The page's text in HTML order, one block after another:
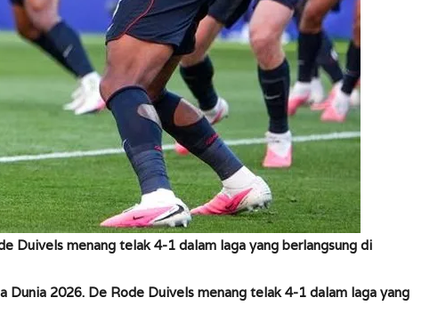
Duivels menang telak 4-1 dalam laga yang berlangsung di
2026. De Rode Duivels menang telak 4-1 dalam laga yang